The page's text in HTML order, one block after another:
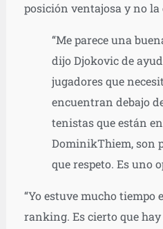
posición ventajosa y no la
“Me parece una
dijo Djokovic de
jugadores que
encuentran debajo
tenistas que están
DominikThiem, son
que respeto. Es uno
“Yo estuve mucho tiempo
ranking. Es cierto que